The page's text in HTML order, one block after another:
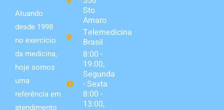
Atuando
desde 1998
no exercício
da medicina,
hoje somos
uma
referência em
atendimento
Sto
Amaro
Telemedicina
Brasil
8:00 -
19:00,
Segunda
- Sexta
8:00 -
13:00,